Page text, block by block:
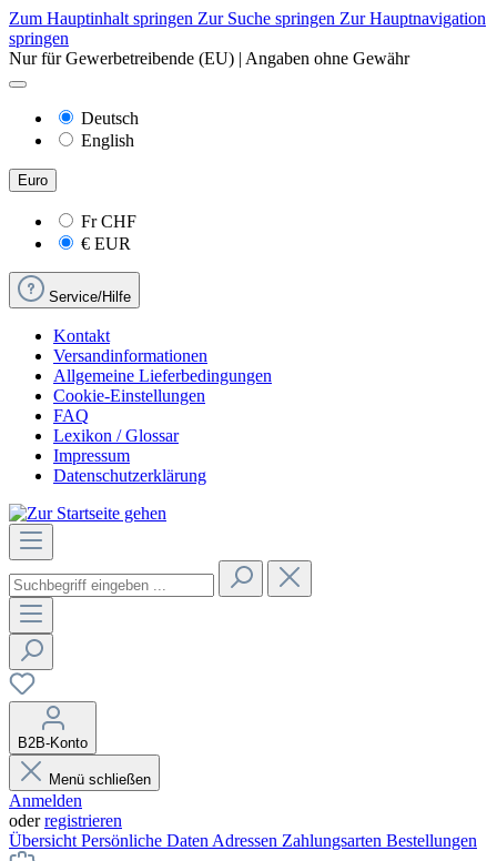
Zum Hauptinhalt springen Zur Suche springen Zur Hauptnavigation
springen
Nur für Gewerbetreibende (EU) | Angaben ohne Gewähr
Deutsch
English
Euro
FrCHF
€ EUR
Service/Hilfe
Kontakt
Versandinformationen
Allgemeine Lieferbedingungen
Cookie-Einstellungen
FAQ
Lexikon / Glossar
Impressum
Datenschutzerklärung
B2B-Konto
Menü schließen
Anmelden
oderregistrieren
Übersicht Persönliche Daten Adressen Zahlungsarten Bestellungen